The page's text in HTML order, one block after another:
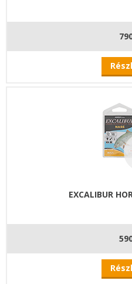
EXCALIBUR